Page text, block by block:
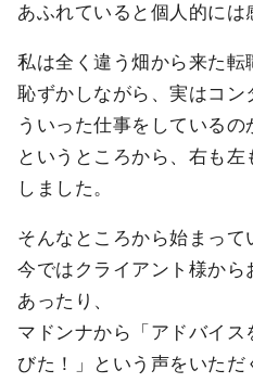
あふれていると個人的には
私は全く違う畑から来た転
恥ずかしながら、実はコ
ういった仕事をしているの
というところから、右も
しました。
そんなところから始まって
今ではクライアント様か
あったり、
マドンナから「アドバイ
びた！」という声をいただ